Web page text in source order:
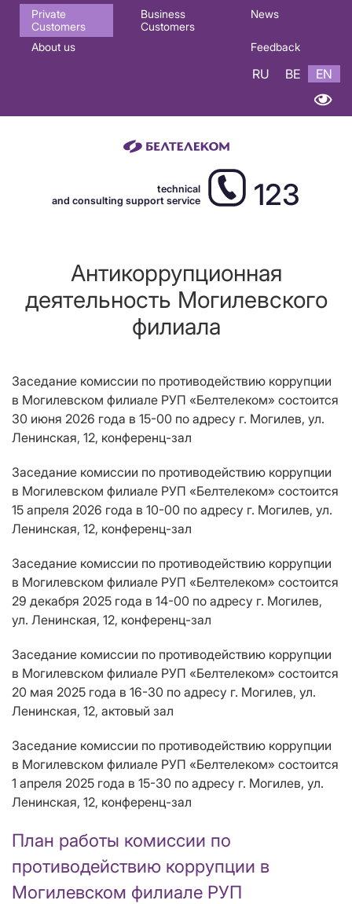
Основная
навигация
Private
Customers
Business
Customers
News
About us Feedback
RU BE EN
technical
and consulting support service
123
Антикоррупционная
деятельность Могилевского
филиала
Заседание комиссии по противодействию коррупции
в Могилевском филиале РУП «Белтелеком» состоится
30 июня 2026 года в 15-00 по адресу г. Могилев, ул.
Ленинская, 12, конференц-зал
Заседание комиссии по противодействию коррупции
в Могилевском филиале РУП «Белтелеком» состоится
15 апреля 2026 года в 10-00 по адресу г. Могилев, ул.
Ленинская, 12, конференц-зал
Заседание комиссии по противодействию коррупции
в Могилевском филиале РУП «Белтелеком» состоится
29 декабря 2025 года в 14-00 по адресу г. Могилев,
ул. Ленинская, 12, конференц-зал
Заседание комиссии по противодействию коррупции
в Могилевском филиале РУП «Белтелеком» состоится
20 мая 2025 года в 16-30 по адресу г. Могилев, ул.
Ленинская, 12, актовый зал
Заседание комиссии по противодействию коррупции
в Могилевском филиале РУП «Белтелеком» состоится
1 апреля 2025 года в 15-30 по адресу г. Могилев, ул.
Ленинская, 12, конференц-зал
План работы комиссии по
противодействию коррупции в
Могилевском филиале РУП